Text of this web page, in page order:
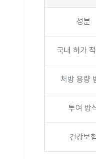
성분
국내 허가
처방 용량
투여 방
건강보